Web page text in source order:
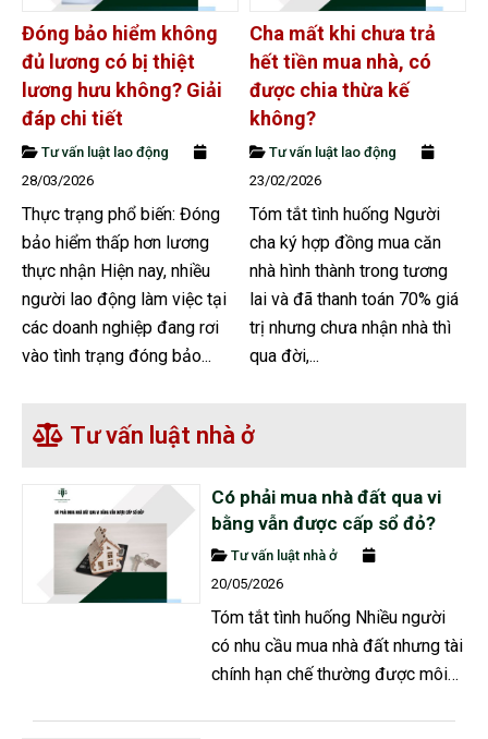
Đóng bảo hiểm không
đủ lương có bị thiệt
lương hưu không? Giải
đáp chi tiết
Tư vấn luật lao động
28/03/2026
Thực trạng phổ biến: Đóng
bảo hiểm thấp hơn lương
thực nhận Hiện nay, nhiều
người lao động làm việc tại
các doanh nghiệp đang rơi
vào tình trạng đóng bảo...
Cha mất khi chưa trả
hết tiền mua nhà, có
được chia thừa kế
không?
Tư vấn luật lao động
23/02/2026
Tóm tắt tình huống Người
cha ký hợp đồng mua căn
nhà hình thành trong tương
lai và đã thanh toán 70% giá
trị nhưng chưa nhận nhà thì
qua đời,...
Tư vấn luật nhà ở
Có phải mua nhà đất qua vi
bằng vẫn được cấp sổ đỏ?
Tư vấn luật nhà ở
20/05/2026
Tóm tắt tình huống Nhiều người
có nhu cầu mua nhà đất nhưng tài
chính hạn chế thường được môi